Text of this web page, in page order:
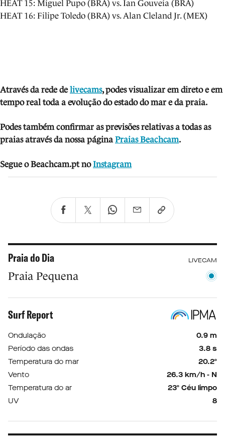
HEAT 15: Miguel Pupo (BRA) vs. Ian Gouveia (BRA)
HEAT 16: Filipe Toledo (BRA) vs. Alan Cleland Jr. (MEX)
Através da rede delivecams, podes visualizar em direto e em
tempo real toda a evolução do estado do mar e da praia.
Podes também confirmar as previsões relativas a todas as
praias através da nossa páginaPraias Beachcam.
Segue o Beachcam.pt no Instagram
Praia do Dia LIVECAM
Praia Pequena
Surf Report
Ondulação
0.9 m
Período das ondas
3.8 s
Temperatura do mar
20.2º
Vento
26.3 km/h - N
Temperatura do ar
23º Céu limpo
UV
8